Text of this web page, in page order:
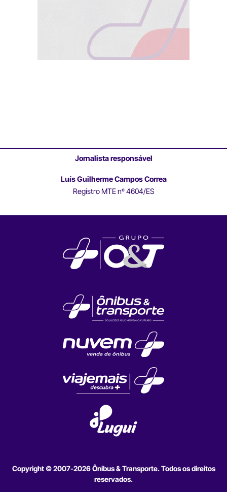
Jornalista responsável
Luís Guilherme Campos Correa
Registro MTE nº 4604/ES
Copyright © 2007-2026 Ônibus & Transporte. Todos os direitos
reservados.